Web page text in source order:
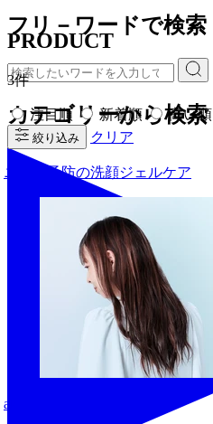
フリ－ワードで検索
カテゴリーから検索
PRODUCT
3件
注目順 新着順 高い順
絞り込み クリア
ニキビ予防の洗顔ジェルケア
aki